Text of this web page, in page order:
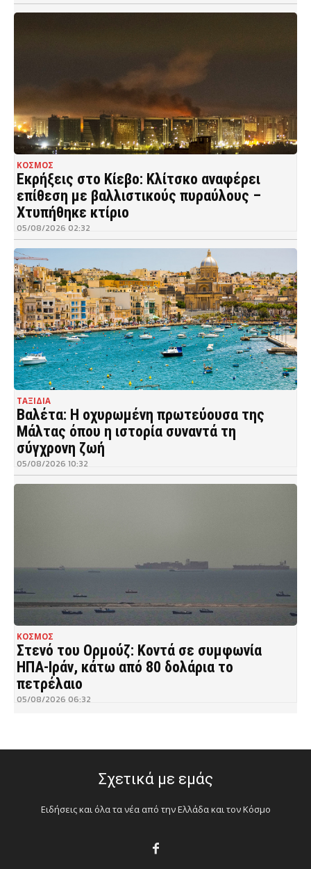
ΚΟΣΜΟΣ
Εκρήξεις στο Κίεβο: Κλίτσκο αναφέρει
επίθεση με βαλλιστικούς πυραύλους –
Χτυπήθηκε κτίριο
05/08/2026 02:32
ΤΑΞΙΔΙΑ
Βαλέτα: Η οχυρωμένη πρωτεύουσα της
Μάλτας όπου η ιστορία συναντά τη
σύγχρονη ζωή
05/08/2026 10:32
ΚΟΣΜΟΣ
Στενό του Ορμούζ: Κοντά σε συμφωνία
ΗΠΑ-Ιράν, κάτω από 80 δολάρια το
πετρέλαιο
05/08/2026 06:32
Σχετικά με εμάς
Ειδήσεις και όλα τα νέα από την Ελλάδα και τον Κόσμο